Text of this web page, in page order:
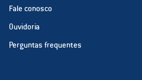
Fale conosco
Ouvidoria
Perguntas frequentes